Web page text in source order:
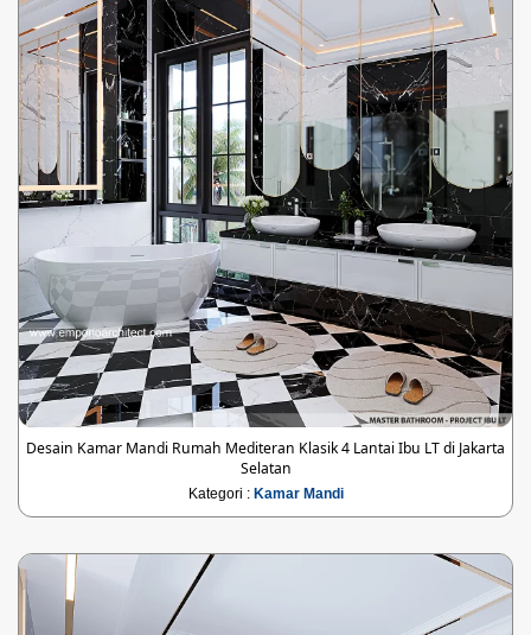
Desain Kamar Mandi Rumah Mediteran Klasik 4 Lantai Ibu LT di Jakarta
Selatan
Kategori : Kamar Mandi